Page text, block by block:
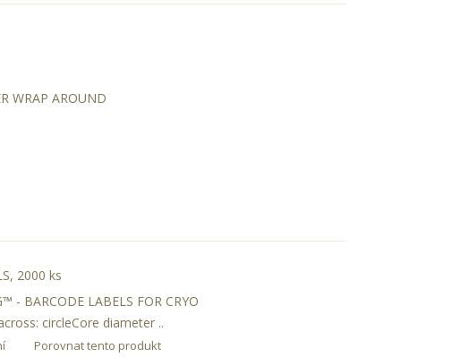
WRAP AROUND
2000 ks
- BARCODE LABELS FOR CRYO
circleCore diameter ..
Porovnat tento produkt